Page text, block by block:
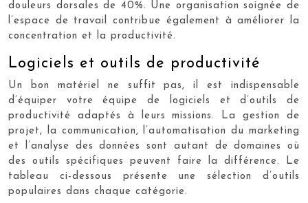
douleurs dorsales de 40%. Une organisation soignée de
l’espace de travail contribue également à améliorer la
concentration et la productivité.
Logiciels et outils de productivité
Un bon matériel ne suffit pas, il est indispensable
d’équiper votre équipe de logiciels et d’outils de
productivité adaptés à leurs missions. La gestion de
projet, la communication, l’automatisation du marketing
et l’analyse des données sont autant de domaines où
des outils spécifiques peuvent faire la différence. Le
tableau ci-dessous présente une sélection d’outils
populaires dans chaque catégorie.